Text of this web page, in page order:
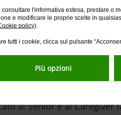
consultare l'informativa estesa, prestare o
e modificare le proprie scelte in
policy).
tutti i cookie, clicca sul pulsante
Più opzioni
Domani. Il
ai Senior e ai